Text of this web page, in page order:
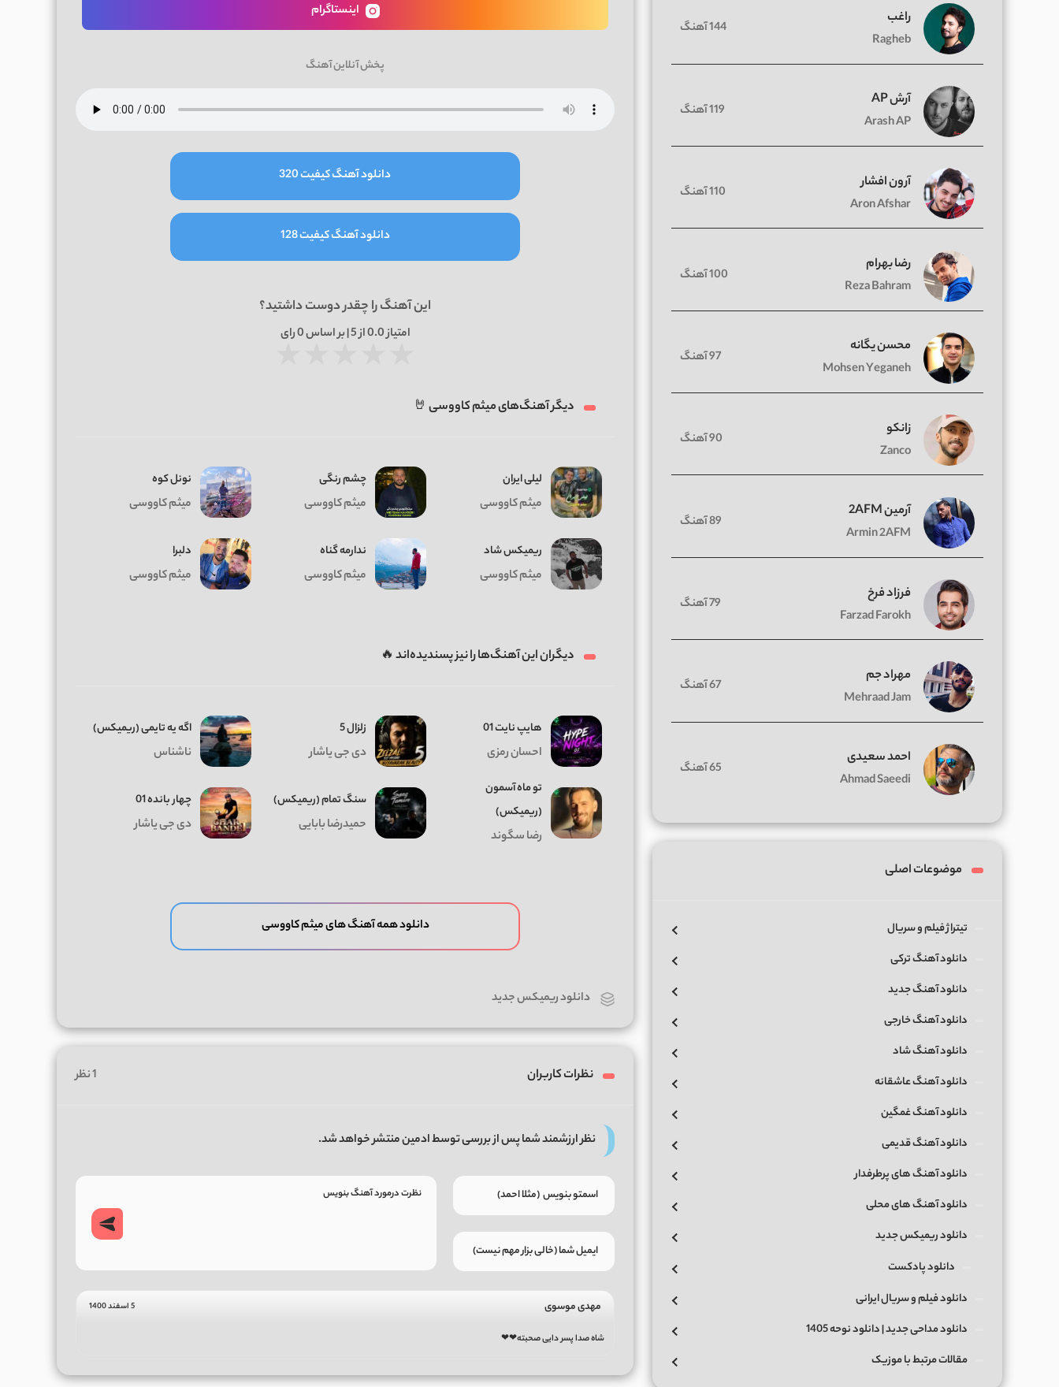
اینستاگرام
پخش آنلاین آهنگ
دانلود آهنگ کیفیت 320
دانلود آهنگ کیفیت 128
این آهنگ را چقدر دوست داشتید؟
امتیاز0.0از 5 | بر اساس 0رای
دیگر آهنگ‌های میثم کاووسی 🤘
لیلی ایران
میثم کاووسی
چشم رنگی
میثم کاووسی
نونل کوه
میثم کاووسی
ریمیکس شاد
میثم کاووسی
ندارمه گناه
میثم کاووسی
دلبرا
میثم کاووسی
دیگران این آهنگ‌ها را نیز پسندیده‌اند 🔥
هایپ نایت 01
احسان رمزی
زلزال 5
دی جی یاشار
اگه یه تایمی (ریمیکس)
ناشناس
تو ماه آسمون
(ریمیکس)
رضا سگوند
سنگ تمام (ریمیکس)
حمیدرضا بابایی
چهار بانده 01
دی جی یاشار
دانلود همه آهنگ های میثم کاووسی
دانلود ریمیکس جدید
نظرات کاربران 1 نظر
نظر ارزشمند شما پس از بررسی توسط ادمین منتشر خواهد شد.
مهدی موسوی 5 اسفند 1400
شاه صدا پسر دایی صحبته❤❤
راغب
Ragheb
144 آهنگ
آرش AP
Arash AP
119 آهنگ
آرون افشار
Aron Afshar
110 آهنگ
رضا بهرام
Reza Bahram
100 آهنگ
محسن یگانه
Mohsen Yeganeh
97 آهنگ
زانکو
Zanco
90 آهنگ
آرمین 2AFM
Armin 2AFM
89 آهنگ
فرزاد فرخ
Farzad Farokh
79 آهنگ
مهراد جم
Mehraad Jam
67 آهنگ
احمد سعیدی
Ahmad Saeedi
65 آهنگ
موضوعات اصلی
تیتراژ فیلم و سریال
دانلود آهنگ ترکی
دانلود آهنگ جدید
دانلود آهنگ خارجی
دانلود آهنگ شاد
دانلود آهنگ عاشقانه
دانلود آهنگ غمگین
دانلود آهنگ قدیمی
دانلود آهنگ های پرطرفدار
دانلود آهنگ های محلی
دانلود ریمیکس جدید
دانلود پادکست
دانلود فیلم و سریال ایرانی
دانلود مداحی جدید | دانلود نوحه 1405
مقالات مرتبط با موزیک